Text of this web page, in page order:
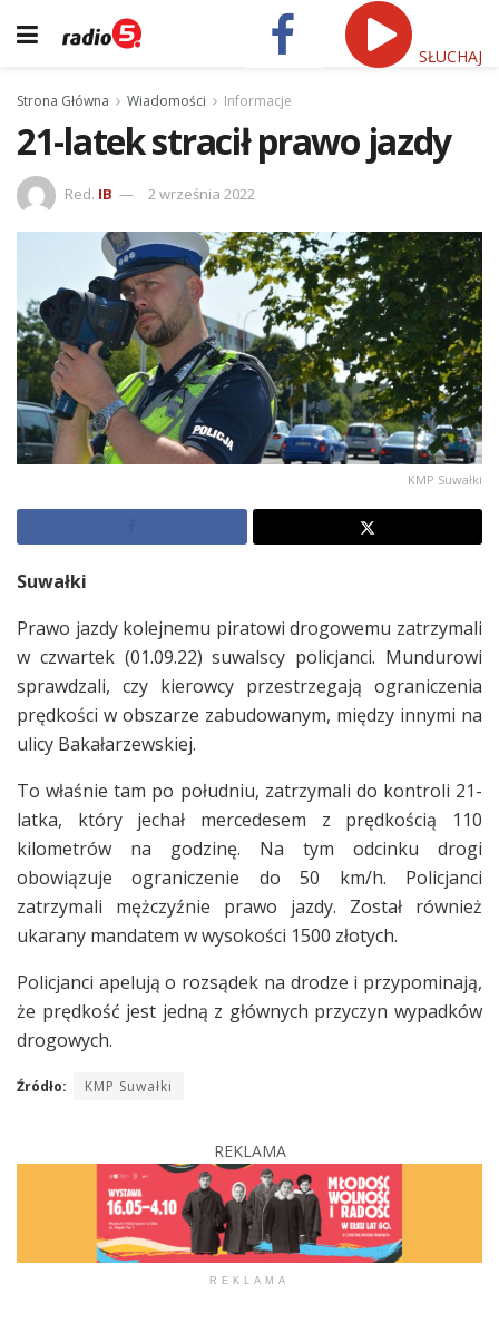
SŁUCHAJ
Strona Główna Wiadomości Informacje
21-latek stracił prawo jazdy
Red. IB 2 września 2022
KMP Suwałki
Suwałki
Prawo jazdy kolejnemu piratowi drogowemu zatrzymali
w czwartek (01.09.22) suwalscy policjanci. Mundurowi
sprawdzali, czy kierowcy przestrzegają ograniczenia
prędkości w obszarze zabudowanym, między innymi na
ulicy Bakałarzewskiej.
To właśnie tam po południu, zatrzymali do kontroli 21-
latka, który jechał mercedesem z prędkością 110
kilometrów na godzinę. Na tym odcinku drogi
obowiązuje ograniczenie do 50 km/h. Policjanci
zatrzymali mężczyźnie prawo jazdy. Został również
ukarany mandatem w wysokości 1500 złotych.
Policjanci apelują o rozsądek na drodze i przypominają,
że prędkość jest jedną z głównych przyczyn wypadków
drogowych.
Źródło: KMP Suwałki
REKLAMA
REKLAMA